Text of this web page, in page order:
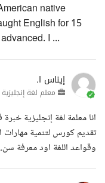
native
English for 15
I ...
إيناس ا.
معلم لغة إنجليزية
تقديم كورس لتنمية مهارات
وقواعد اللغة اود معرفة